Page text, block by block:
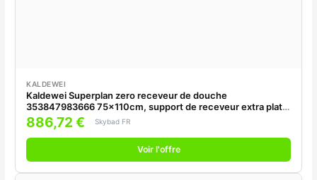
KALDEWEI
Kaldewei Superplan zero receveur de douche
353847983666 75x110cm, support de receveur extra plat,
effet perlant , cool grey80
886,72 € Skybad FR
Voir l'offre